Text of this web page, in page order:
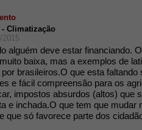
- Climatização
alguém deve estar financiando.
baixa, mas a exemplos de
brasileiros.O que esta faltando
e fácil compreensão para os
impostos absurdos (altos) que
e inchada.O que tem que mudar
que só favorece parte dos